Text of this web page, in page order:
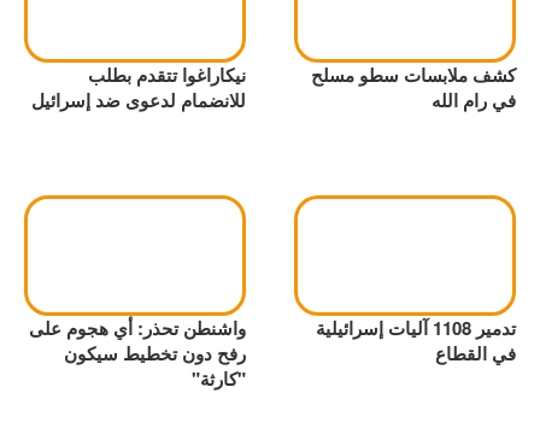
كشف ملابسات سطو مسلح
في رام الله
نيكاراغوا تتقدم بطلب
للانضمام لدعوى ضد إسرائيل
تدمير 1108 آليات إسرائيلية
في القطاع
واشنطن تحذر: أي هجوم على
رفح دون تخطيط سيكون
"كارثة"